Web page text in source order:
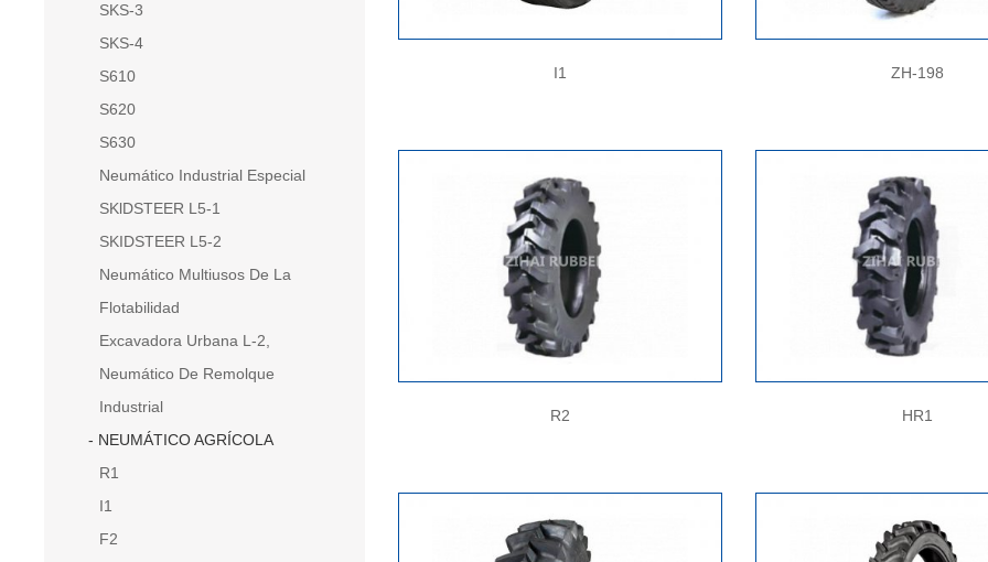
SKS-3
SKS-4
S610
S620
S630
Neumático Industrial Especial
SKlDSTEER L5-1
SKIDSTEER L5-2
Neumático Multiusos De La
Flotabilidad
Excavadora Urbana L-2,
Neumático De Remolque
Industrial
NEUMÁTICO AGRÍCOLA
R1
I1
F2
I1 ZH-198
R2 HR1